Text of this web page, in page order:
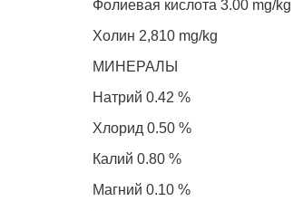
Фолиевая кислота 3.00 mg/kg
Холин 2,810 mg/kg
МИНЕРАЛЫ
Натрий 0.42 %
Хлорид 0.50 %
Калий 0.80 %
Магний 0.10 %